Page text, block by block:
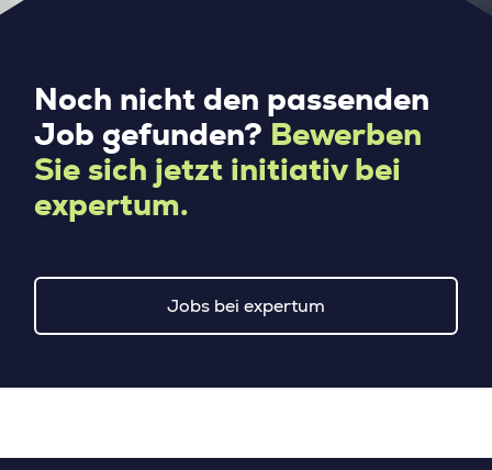
Noch nicht den passenden
Job gefunden? Bewerben
Sie sich jetzt initiativ bei
expertum.
Jobs bei expertum